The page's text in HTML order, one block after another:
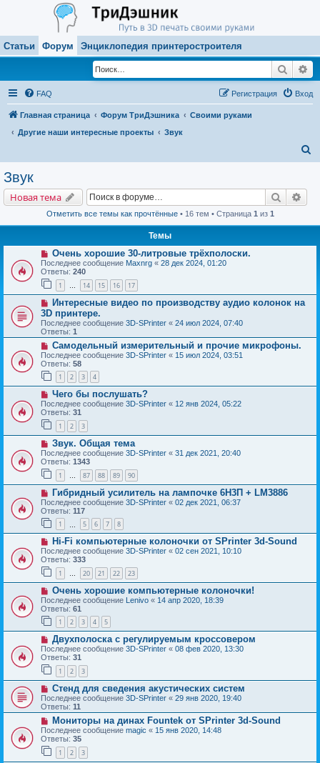
Статьи Форум Энциклопедия принтеростроителя
Поиск
FAQ Вход
Регистрация
Главная страница Форум ТриДэшника
Своими руками
Другие наши интересные проекты
Звук
Звук
Новая тема Поиск
Отметить все темы как прочтённые• 16 тем • Страница 1 из 1
Темы
Очень хорошие 30-литровые трёхполоски.
Последнее сообщение Maxnrg « 28 дек 2024, 01:20
Ответы: 240
1 … 14 15 16 17
Интересные видео по производству аудио колонок на
3D принтере.
Последнее сообщение 3D-SPrinter « 24 июл 2024, 07:40
Ответы: 1
Самодельный измерительный и прочие микрофоны.
Последнее сообщение 3D-SPrinter « 15 июл 2024, 03:51
Ответы: 58
1 2 3 4
Чего бы послушать?
Последнее сообщение 3D-SPrinter « 12 янв 2024, 05:22
Ответы: 31
1 2 3
Звук. Общая тема
Последнее сообщение 3D-SPrinter « 31 дек 2021, 20:40
Ответы: 1343
1 … 87 88 89 90
Гибридный усилитель на лампочке 6Н3П + LM3886
Последнее сообщение 3D-SPrinter « 02 дек 2021, 06:37
Ответы: 117
1 5 6 7 8
Hi-Fi компьютерные колоночки от SPrinter 3d-Sound
Последнее сообщение 3D-SPrinter « 02 сен 2021, 10:10
Ответы: 333
1 … 20 21 22 23
Очень хорошие компьютерные колоночки!
Последнее сообщение Lenivo « 14 апр 2020, 18:39
Ответы: 61
1 2 3 4 5
Двухполоска с регулируемым кроссовером
Последнее сообщение 3D-SPrinter « 08 фев 2020, 13:30
Ответы: 31
1 2 3
Стенд для сведения акустических систем
Последнее сообщение 3D-SPrinter « 29 янв 2020, 19:40
Ответы: 11
Мониторы на динах Fountek от SPrinter 3d-Sound
Последнее сообщение magic « 15 янв 2020, 14:48
Ответы: 35
1 2 3